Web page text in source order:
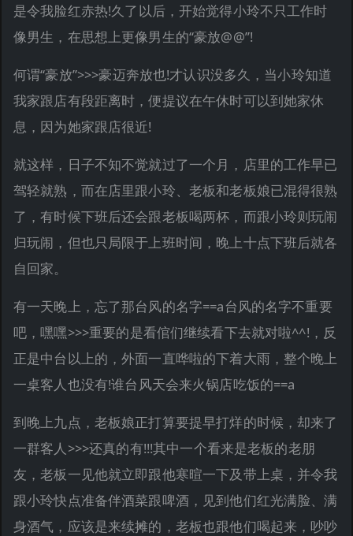
是令我脸红赤热!久了以后，开始觉得小玲不只工作时
像男生，在思想上更像男生的“豪放@@”!
何谓“豪放”>>>豪迈奔放也!才认识没多久，当小玲知道
我家跟店有段距离时，便提议在午休时可以到她家休
息，因为她家跟店很近!
就这样，日子不知不觉就过了一个月，店里的工作早已
驾轻就熟，而在店里跟小玲、老板和老板娘已混得很熟
了，有时候下班后还会跟老板喝两杯，而跟小玲则玩闹
归玩闹，但也只局限于上班时间，晚上十点下班后就各
自回家。
有一天晚上，忘了那台风的名字==a台风的名字不重要
吧，嘿嘿>>>重要的是看倌们继续看下去就对啦^^!，反
正是中台以上的，外面一直哗啦的下着大雨，整个晚上
一桌客人也没有!谁台风天会来火锅店吃饭的==a
到晚上九点，老板娘正打算要提早打烊的时候，却来了
一群客人>>>还真的有!!!其中一个看来是老板的老朋
友，老板一见他就立即跟他寒暄一下及带上桌，并令我
跟小玲快点准备伴酒菜跟啤酒，见到他们红光满脸、满
身酒气，应该是来续摊的，老板也跟他们喝起来，吵吵